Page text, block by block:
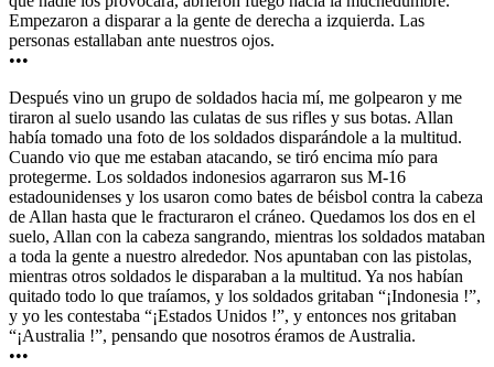
Empezaron a disparar a la gente de derecha a izquierda. Las
personas estallaban ante nuestros ojos.
•••
Después vino un grupo de soldados hacia mí, me golpearon y me
tiraron al suelo usando las culatas de sus rifles y sus botas. Allan
había tomado una foto de los soldados disparándole a la multitud.
Cuando vio que me estaban atacando, se tiró encima mío para
protegerme. Los soldados indonesios agarraron sus M-16
estadounidenses y los usaron como bates de béisbol contra la cabeza
de Allan hasta que le fracturaron el cráneo. Quedamos los dos en el
suelo, Allan con la cabeza sangrando, mientras los soldados mataban
a toda la gente a nuestro alrededor. Nos apuntaban con las pistolas,
mientras otros soldados le disparaban a la multitud. Ya nos habían
quitado todo lo que traíamos, y los soldados gritaban “¡Indonesia !”,
y yo les contestaba “¡Estados Unidos !”, y entonces nos gritaban
“¡Australia !”, pensando que nosotros éramos de Australia.
•••